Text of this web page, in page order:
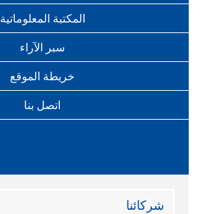
المكتبة المعلوماتية
سبر الآراء
خريطة الموقع
اتصل بنا
شركائنا